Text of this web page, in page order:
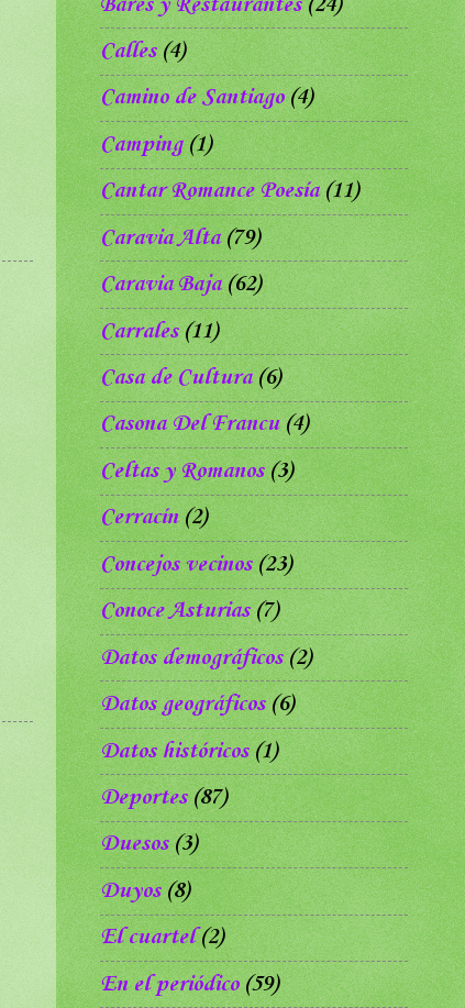
Calles (4)
Camino de Santiago (4)
Camping (1)
Cantar Romance Poesía (11)
Caravia Alta (79)
Caravia Baja (62)
Carrales (11)
Casa de Cultura (6)
Casona Del Francu (4)
Celtas y Romanos (3)
Cerracín (2)
Concejos vecinos (23)
Conoce Asturias (7)
Datos demográficos (2)
Datos geográficos (6)
Datos históricos (1)
Deportes (87)
Duesos (3)
Duyos (8)
El cuartel (2)
En el periódico (59)